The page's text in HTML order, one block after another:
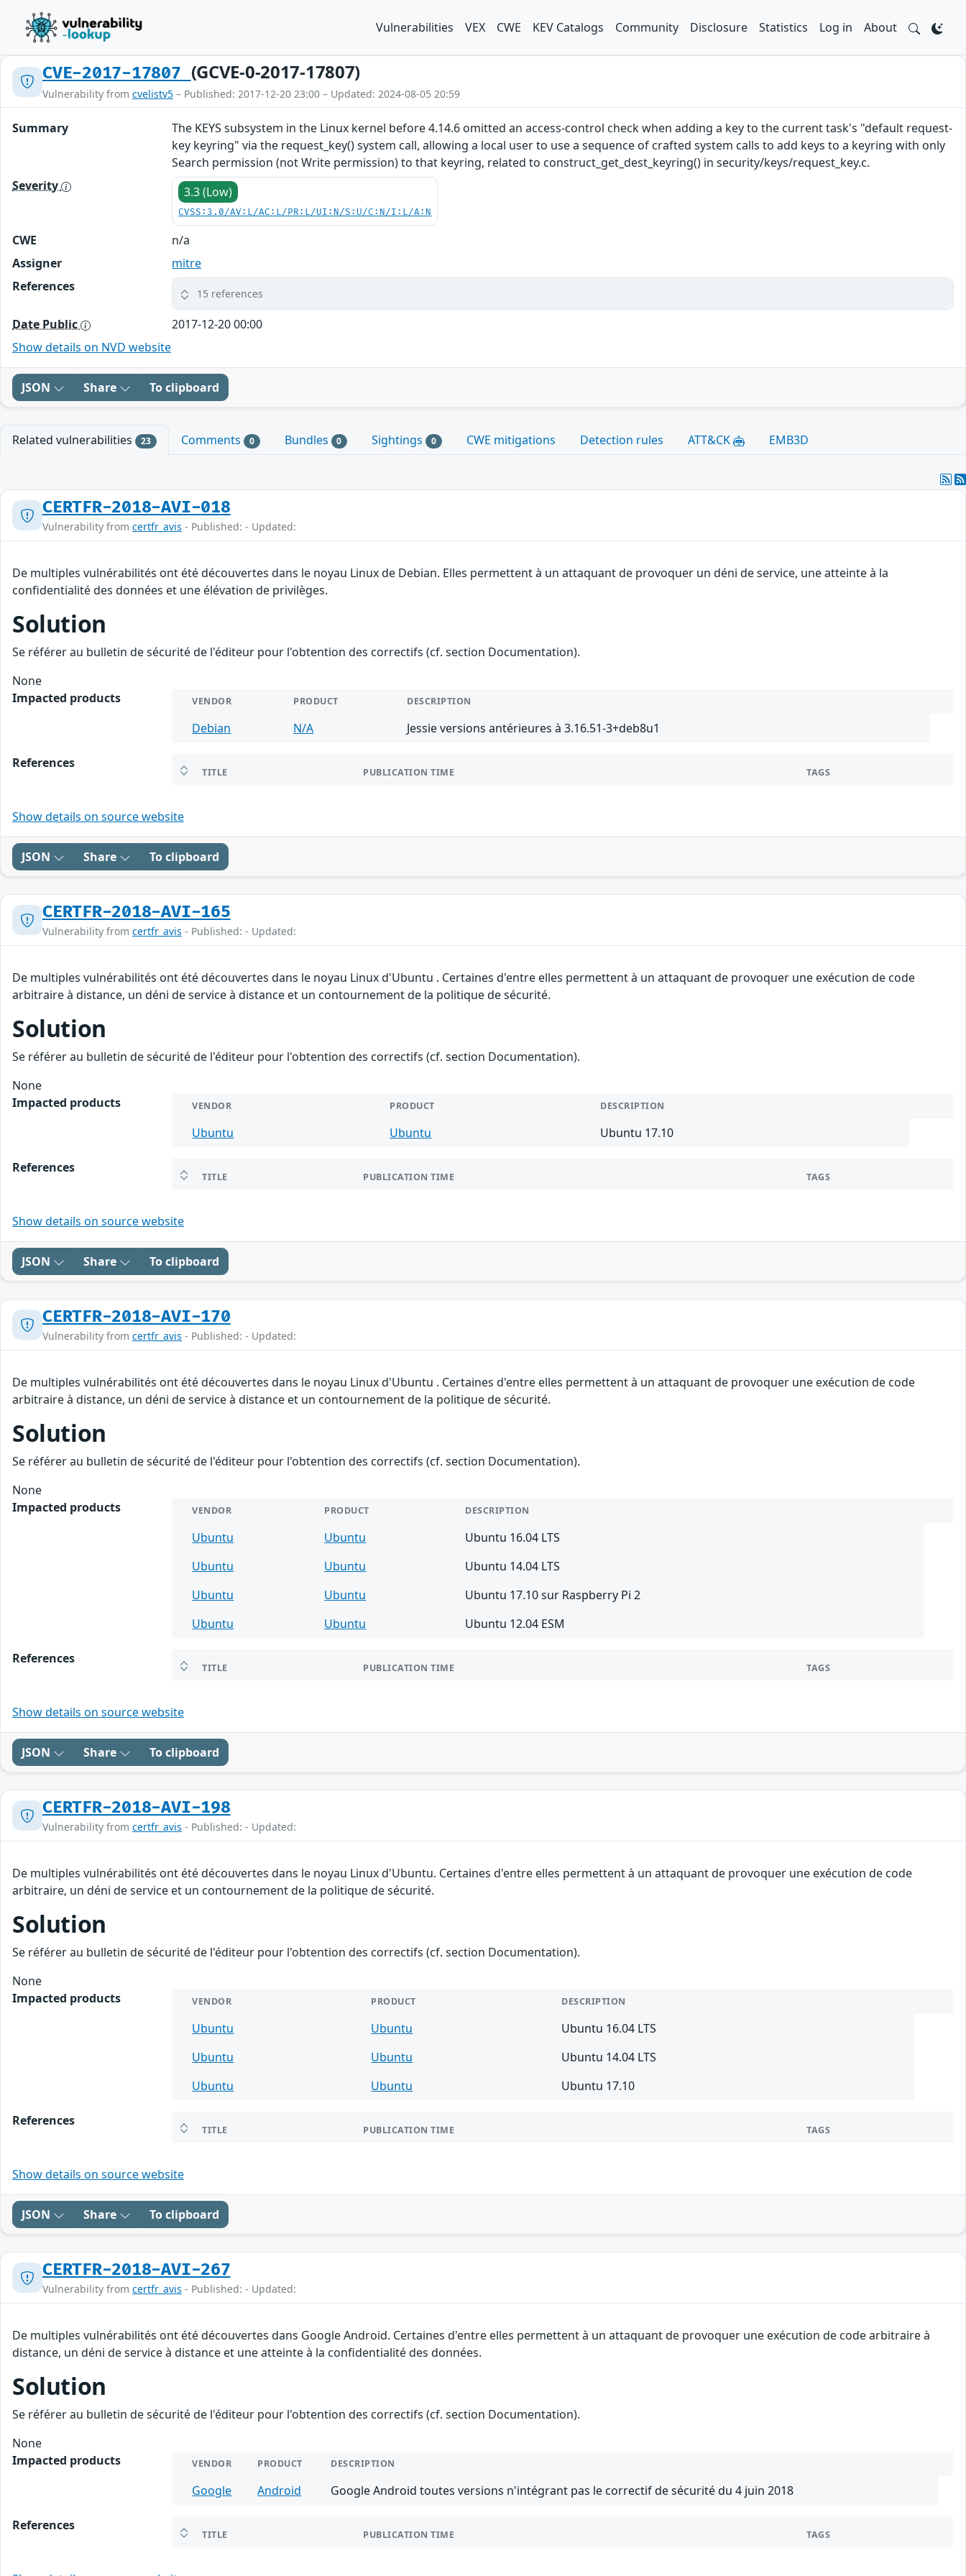
Vulnerabilities VEX CWE KEV Catalogs Community Disclosure Statistics Log in About
CVE-2017-17807 (GCVE-0-2017-17807)
Vulnerability from cvelistv5 – Published: 2017-12-20 23:00 – Updated: 2024-08-05 20:59
Summary
The KEYS subsystem in the Linux kernel before 4.14.6 omitted an access-control check when adding a key to the current task's "default request-
key keyring" via the request_key() system call, allowing a local user to use a sequence of crafted system calls to add keys to a keyring with only
Search permission (not Write permission) to that keyring, related to construct_get_dest_keyring() in security/keys/request_key.c.
Severity
3.3 (Low)
CVSS:3.0/AV:L/AC:L/PR:L/UI:N/S:U/C:N/I:L/A:N
CWE
n/a
Assigner
mitre
References
15 references
Date Public
2017-12-20 00:00
Show details on NVD website
JSON Share To clipboard
Related vulnerabilities 23 Comments 0 Bundles 0 Sightings 0 CWE mitigations Detection rules ATT&CK EMB3D
CERTFR-2018-AVI-018
Vulnerability from certfr_avis - Published: - Updated:
De multiples vulnérabilités ont été découvertes dans le noyau Linux de Debian. Elles permettent à un attaquant de provoquer un déni de service, une atteinte à la
confidentialité des données et une élévation de privilèges.
Solution
Se référer au bulletin de sécurité de l'éditeur pour l'obtention des correctifs (cf. section Documentation).
None
Impacted products
VENDOR PRODUCT DESCRIPTION
Debian N/A Jessie versions antérieures à 3.16.51-3+deb8u1
References
TITLE PUBLICATION TIME TAGS
Show details on source website
JSON Share To clipboard
CERTFR-2018-AVI-165
Vulnerability from certfr_avis - Published: - Updated:
De multiples vulnérabilités ont été découvertes dans le noyau Linux d'Ubuntu . Certaines d'entre elles permettent à un attaquant de provoquer une exécution de code
arbitraire à distance, un déni de service à distance et un contournement de la politique de sécurité.
Solution
Se référer au bulletin de sécurité de l'éditeur pour l'obtention des correctifs (cf. section Documentation).
None
Impacted products
VENDOR PRODUCT DESCRIPTION
Ubuntu Ubuntu Ubuntu 17.10
References
TITLE PUBLICATION TIME TAGS
Show details on source website
JSON Share To clipboard
CERTFR-2018-AVI-170
Vulnerability from certfr_avis - Published: - Updated:
De multiples vulnérabilités ont été découvertes dans le noyau Linux d'Ubuntu . Certaines d'entre elles permettent à un attaquant de provoquer une exécution de code
arbitraire à distance, un déni de service à distance et un contournement de la politique de sécurité.
Solution
Se référer au bulletin de sécurité de l'éditeur pour l'obtention des correctifs (cf. section Documentation).
None
Impacted products
VENDOR PRODUCT DESCRIPTION
Ubuntu Ubuntu
Ubuntu 16.04 LTS
Ubuntu
Ubuntu
Ubuntu 14.04 LTS
Ubuntu
Ubuntu
Ubuntu 17.10 sur Raspberry Pi 2
Ubuntu
Ubuntu Ubuntu 12.04 ESM
References
TITLE PUBLICATION TIME TAGS
Show details on source website
JSON Share To clipboard
CERTFR-2018-AVI-198
Vulnerability from certfr_avis - Published: - Updated:
De multiples vulnérabilités ont été découvertes dans le noyau Linux d'Ubuntu. Certaines d'entre elles permettent à un attaquant de provoquer une exécution de code
arbitraire, un déni de service et un contournement de la politique de sécurité.
Solution
Se référer au bulletin de sécurité de l'éditeur pour l'obtention des correctifs (cf. section Documentation).
None
Impacted products
VENDOR PRODUCT DESCRIPTION
Ubuntu Ubuntu
Ubuntu 16.04 LTS
Ubuntu
Ubuntu
Ubuntu 14.04 LTS
Ubuntu
Ubuntu Ubuntu 17.10
References
TITLE PUBLICATION TIME TAGS
Show details on source website
JSON Share To clipboard
CERTFR-2018-AVI-267
Vulnerability from certfr_avis - Published: - Updated:
De multiples vulnérabilités ont été découvertes dans Google Android. Certaines d'entre elles permettent à un attaquant de provoquer une exécution de code arbitraire à
distance, un déni de service à distance et une atteinte à la confidentialité des données.
Solution
Se référer au bulletin de sécurité de l'éditeur pour l'obtention des correctifs (cf. section Documentation).
None
Impacted products
VENDOR PRODUCT DESCRIPTION
Google Android Google Android toutes versions n'intégrant pas le correctif de sécurité du 4 juin 2018
References
TITLE PUBLICATION TIME TAGS